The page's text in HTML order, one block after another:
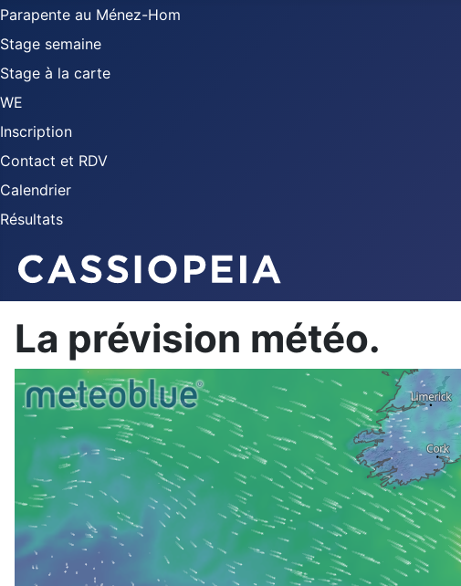
Parapente au Ménez-Hom
Stage semaine
Stage à la carte
WE
Inscription
Contact et RDV
Calendrier
Résultats
La prévision météo.